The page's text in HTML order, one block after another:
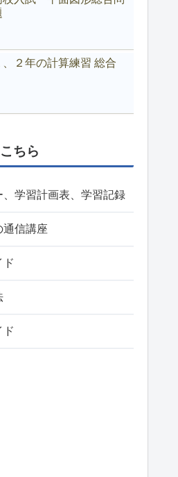
、２年の計算練習 総合
ちら
学習計画表、学習記録
通信講座
ド
ド